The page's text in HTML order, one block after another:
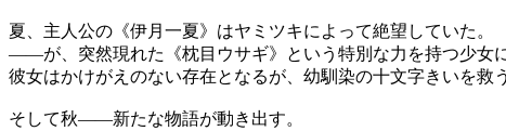
夏、主人公の《伊月一夏》はヤミツキによって絶望していた。
――が、突然現れた《枕目ウサギ》という特別な力を持つ少女
彼女はかけがえのない存在となるが、幼馴染の十文字きいを
そして秋――新たな物語が動き出す。